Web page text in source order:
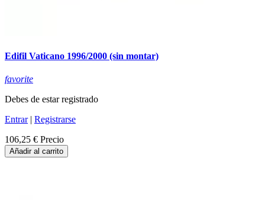
Edifil Vaticano 1996/2000 (sin montar)
favorite
Debes de estar registrado
Entrar| Registrarse
106,25 € Precio
Añadir al carrito